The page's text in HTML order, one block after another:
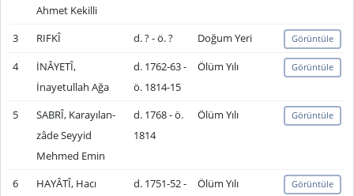
Ahmet Kekilli
3 RIFKÎ d. ? - ö. ? Doğum Yeri Görüntüle
4
İNÂYETÎ,
İnayetullah Ağa
d. 1762-63 -
ö. 1814-15
Ölüm Yılı Görüntüle
5
SABRÎ, Karayılan-
zâde Seyyid
Mehmed Emin
d. 1768 - ö.
1814
Ölüm Yılı Görüntüle
6
HAYÂTÎ, Hacı
d. 1751-52 -
Ölüm Yılı Görüntüle